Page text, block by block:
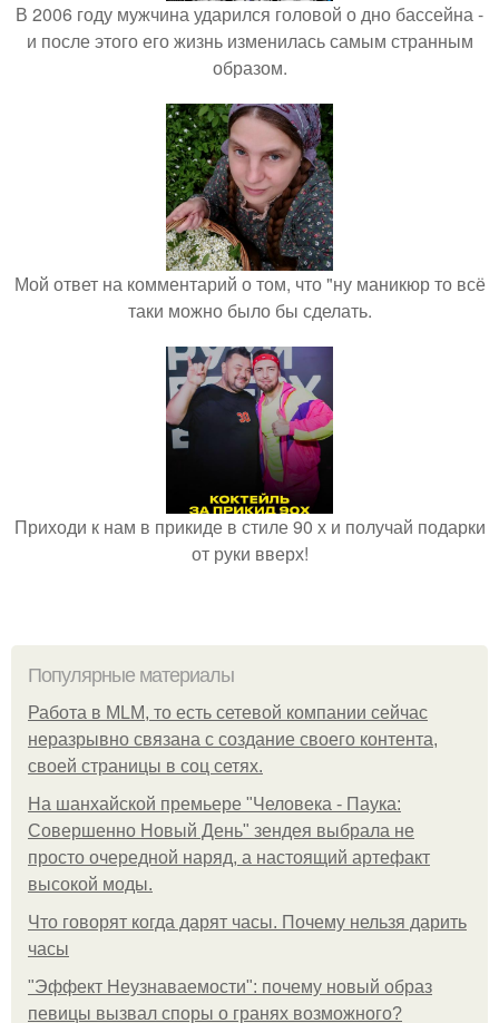
В 2006 году мужчина ударился головой о дно бассейна -
и после этого его жизнь изменилась самым странным
образом.
Мой ответ на комментарий о том, что "ну маникюр то всё
таки можно было бы сделать.
Приходи к нам в прикиде в стиле 90 х и получай подарки
от руки вверх!
Популярные материалы
Работа в MLM, то есть сетевой компании сейчас
неразрывно связана с создание своего контента,
своей страницы в соц сетях.
На шанхайской премьере "Человека - Паука:
Совершенно Новый День" зендея выбрала не
просто очередной наряд, а настоящий артефакт
высокой моды.
Что говорят когда дарят часы. Почему нельзя дарить
часы
"Эффект Неузнаваемости": почему новый образ
певицы вызвал споры о гранях возможного?